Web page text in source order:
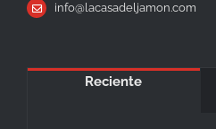
info@lacasadeljamon.com
Reciente